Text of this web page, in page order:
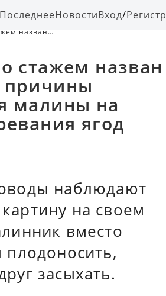
ПоследнееНовостиВход/
назван
стажем назван
причины
малины на
ягод
наблюдают
на своем
вместо
плодоносить,
засыхать.